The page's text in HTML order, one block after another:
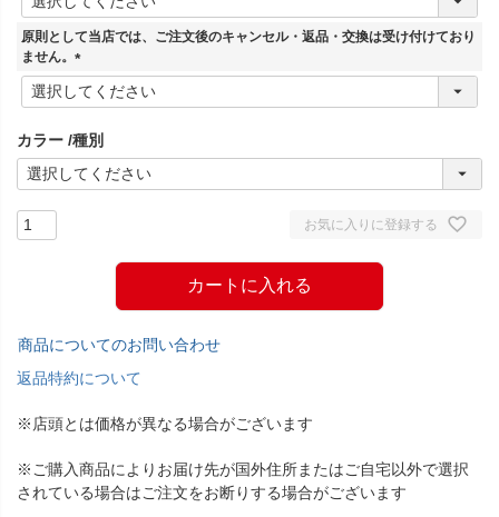
須
原則として当店では、ご注文後のキャンセル・返品・交換は受け付けており
ません。
(
必
)
カラー 種別
お気に入りに登録する
カートに入れる
商品についてのお問い合わせ
返品特約について
※店頭とは価格が異なる場合がございます
※ご購入商品によりお届け先が国外住所またはご自宅以外で選択
されている場合はご注文をお断りする場合がございます